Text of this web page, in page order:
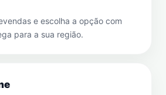
e escolha a opção com
para a sua região.